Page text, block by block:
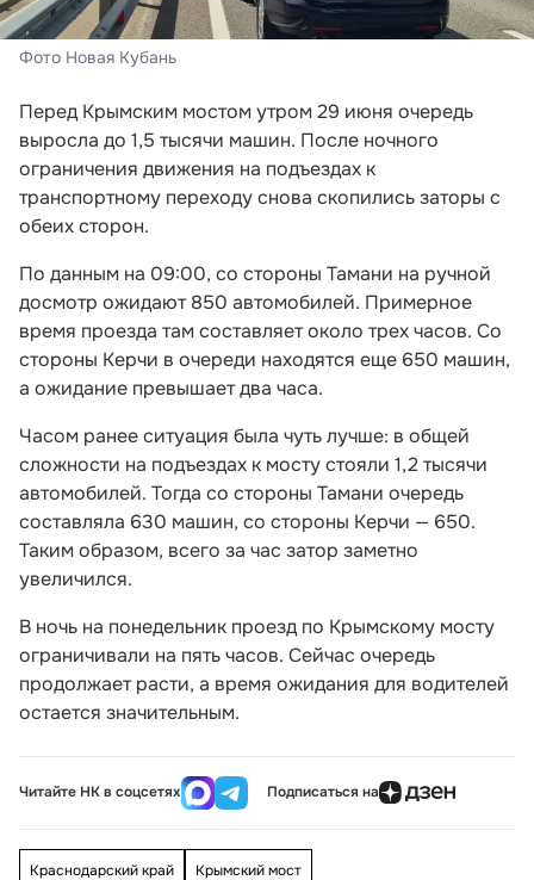
Фото Новая Кубань
Перед Крымским мостом утром 29 июня очередь
выросла до 1,5 тысячи машин. После ночного
ограничения движения на подъездах к
транспортному переходу снова скопились заторы с
обеих сторон.
По данным на 09:00, со стороны Тамани на ручной
досмотр ожидают 850 автомобилей. Примерное
время проезда там составляет около трех часов. Со
стороны Керчи в очереди находятся еще 650 машин,
а ожидание превышает два часа.
Часом ранее ситуация была чуть лучше: в общей
сложности на подъездах к мосту стояли 1,2 тысячи
автомобилей. Тогда со стороны Тамани очередь
составляла 630 машин, со стороны Керчи — 650.
Таким образом, всего за час затор заметно
увеличился.
В ночь на понедельник проезд по Крымскому мосту
ограничивали на пять часов. Сейчас очередь
продолжает расти, а время ожидания для водителей
остается значительным.
Читайте НК в соцсетях Подписаться на
Краснодарский край Крымский мост